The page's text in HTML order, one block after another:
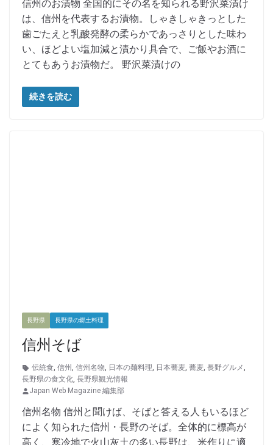
信州のお漬物 全国的にその名を知られる野沢菜漬け
は、信州を代表するお漬物。しゃきしゃきっとした
歯ごたえと乳酸発酵の柔らかであっさりとした味わ
い、ほどよい塩加減と漬かり具合で、ご飯やお酒に
とてもあうお漬物だ。 野沢菜漬けの
続きを読む
長野県 長野県の郷土料理
信州そば
伝統食, 信州 , 信州名物, 日本の麺料理, 日本蕎麦, 蕎麦, 長野グルメ,
長野県の食文化, 長野県観光情報
Japan Web Magazine 編集部
信州名物 信州と聞けば、そばと答える人もいるほど
によく知られた信州・長野のそば。全体的に標高が
高く、寒冷地で火山灰土の多い長野は、米作りに適